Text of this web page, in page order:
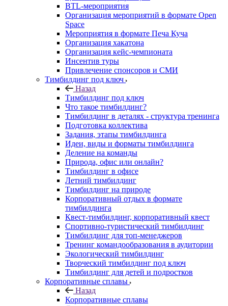
BTL-мероприятия
Организация мероприятий в формате Open
Space
Мероприятия в формате Печа Куча
Организация хакатона
Организация кейс-чемпионата
Инсентив туры
Привлечение спонсоров и СМИ
Тимбилдинг под ключ
Назад
Тимбилдинг под ключ
Что такое тимбилдинг?
Тимбилдинг в деталях - структура тренинга
Подготовка коллектива
Задания, этапы тимбилдинга
Идеи, виды и форматы тимбилдинга
Деление на команды
Природа, офис или онлайн?
Тимбилдинг в офисе
Летний тимбилдинг
Тимбилдинг на природе
Корпоративный отдых в формате
тимбилдинга
Квест-тимбилдинг, корпоративный квест
Спортивно-туристический тимбилдинг
Тимбилдинг для топ-менеджеров
Тренинг командообразования в аудитории
Экологический тимбилдинг
Творческий тимбилдинг под ключ
Тимбилдинг для детей и подростков
Корпоративные сплавы
Назад
Корпоративные сплавы